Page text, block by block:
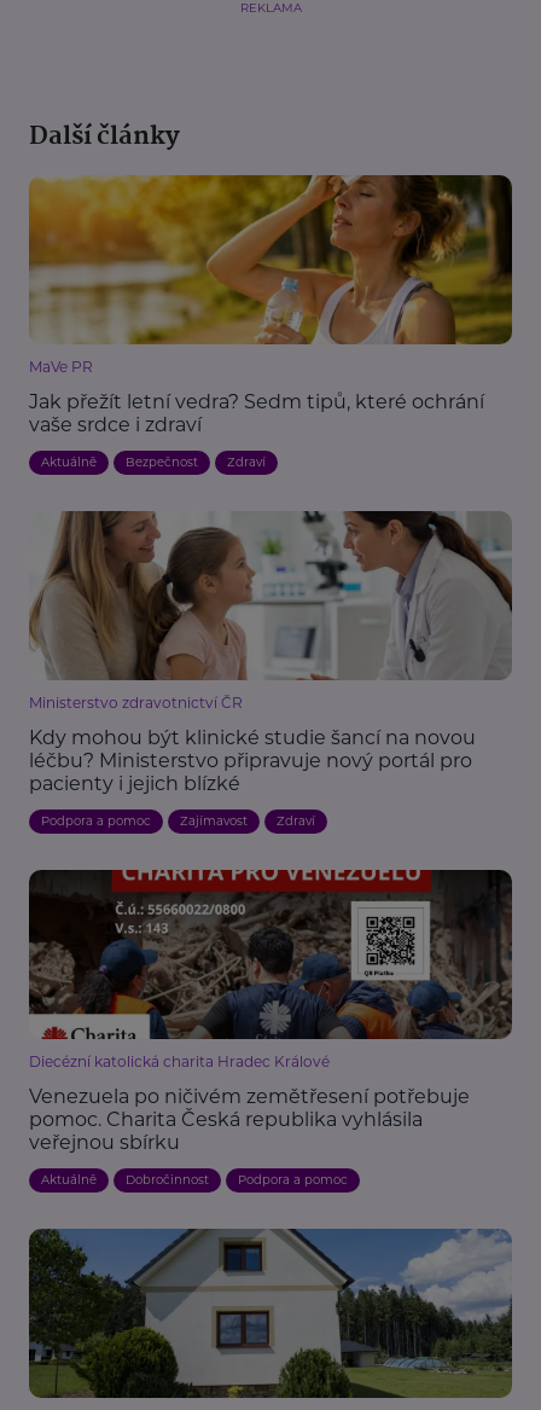
REKLAMA
Další články
MaVe PR
Jak přežít letní vedra? Sedm tipů, které ochrání
vaše srdce i zdraví
Aktuálně Bezpečnost Zdraví
Ministerstvo zdravotnictví ČR
Kdy mohou být klinické studie šancí na novou
léčbu? Ministerstvo připravuje nový portál pro
pacienty i jejich blízké
Podpora a pomoc Zajímavost Zdraví
Diecézní katolická charita Hradec Králové
Venezuela po ničivém zemětřesení potřebuje
pomoc. Charita Česká republika vyhlásila
veřejnou sbírku
Aktuálně Dobročinnost Podpora a pomoc